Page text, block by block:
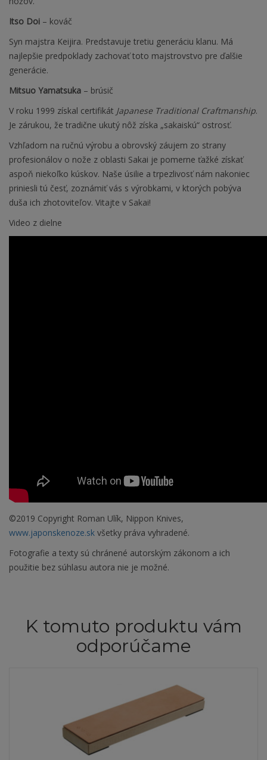
Itso Doi – kováč
Syn majstra Keijira. Predstavuje tretiu generáciu klanu. Má
najlepšie predpoklady zachovať toto majstrovstvo pre ďalšie
generácie.
Mitsuo Yamatsuka – brúsič
V roku 1999 získal certifikát Japanese Traditional Craftmanship.
Je zárukou, že tradične ukutý nôž získa „sakaiskú“ ostrosť.
Vzhľadom na ručnú výrobu a obrovský záujem zo strany
profesionálov o nože z oblasti Sakai je pomerne ťažké získať
aspoň niekoľko kúskov. Naše úsilie a trpezlivosť nám nakoniec
priniesli tú česť, zoznámiť vás s výrobkami, v ktorých pobýva
duša ich zhotoviteľov. Vitajte v Sakai!
Video z dielne
©2019 Copyright Roman Ulík, Nippon Knives,
www.japonskenoze.sk všetky práva vyhradené.
Fotografie a texty sú chránené autorským zákonom a ich
použitie bez súhlasu autora nie je možné.
K tomuto produktu vám
odporúčame